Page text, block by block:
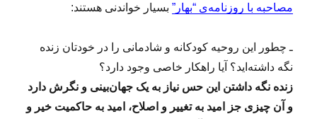
مصاحبه با روزنامه‌ی “بهار” بسیار خواندنی‌ هستند:
ـ چطور این روحیه کودکانه و شادمانی را در خودتان زنده
نگه داشته‌اید؟ آیا راهکار خاصی وجود دارد؟
زنده نگه داشتن این حس نیاز به یک جهان‌بینی و نگرش دارد
و آن چیزی جز امید به تغییر و اصلاح، امید به حاکمیت خیر و